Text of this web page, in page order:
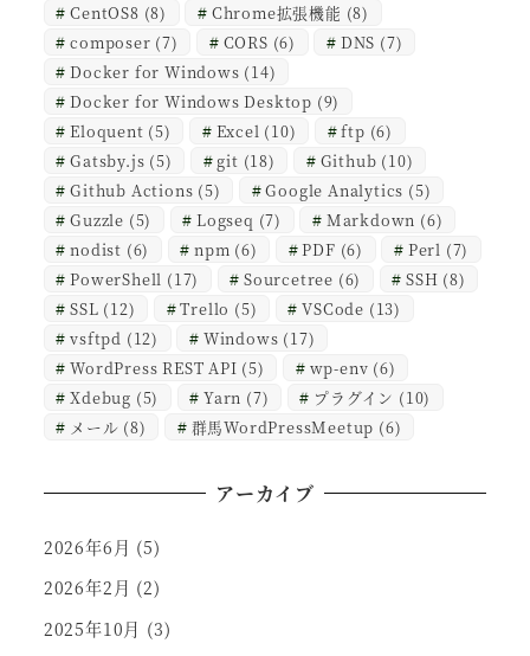
CentOS8 (8) Chrome拡張機能 (8)
composer (7) CORS (6) DNS (7)
Docker for Windows (14)
Docker for Windows Desktop (9)
Eloquent (5) Excel (10) ftp (6)
Gatsby.js (5) git (18) Github (10)
Github Actions (5) Google Analytics (5)
Guzzle (5) Logseq (7) Markdown (6)
nodist (6) npm (6) PDF (6) Perl (7)
PowerShell (17) Sourcetree (6) SSH (8)
SSL (12) Trello (5) VSCode (13)
vsftpd (12) Windows (17)
WordPress REST API (5) wp-env (6)
Xdebug (5) Yarn (7) プラグイン (10)
メール (8) 群馬WordPressMeetup (6)
アーカイブ
2026年6月 (5)
2026年2月 (2)
2025年10月 (3)